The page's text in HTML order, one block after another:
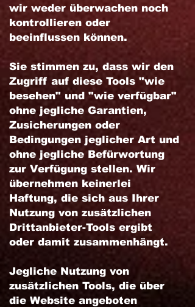
wir weder überwachen noch
kontrollieren oder
beeinflussen können.
Sie stimmen zu, dass wir den
Zugriff auf diese Tools "wie
besehen" und "wie verfügbar"
ohne jegliche Garantien,
Zusicherungen oder
Bedingungen jeglicher Art und
ohne jegliche Befürwortung
zur Verfügung stellen. Wir
übernehmen keinerlei
Haftung, die sich aus Ihrer
Nutzung von zusätzlichen
Drittanbieter-Tools ergibt
oder damit zusammenhängt.
Jegliche Nutzung von
zusätzlichen Tools, die über
die Website angeboten